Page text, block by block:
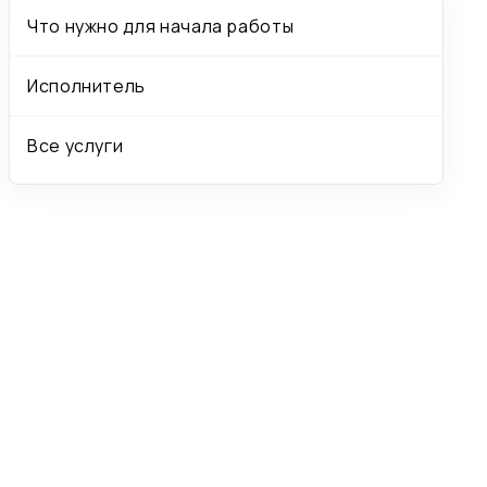
Что нужно для начала работы
Исполнитель
Все услуги